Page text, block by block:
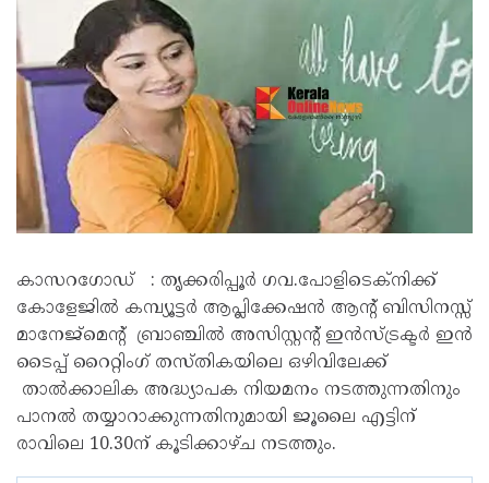
കാസറഗോഡ് : തൃക്കരിപ്പൂര്‍ ഗവ.പോളിടെക്നിക്ക്
കോളേജില്‍ കമ്പ്യൂട്ടര്‍ ആപ്ലിക്കേഷന്‍ ആന്റ് ബിസിനസ്സ്
മാനേജ്മെന്റ് ബ്രാഞ്ചില്‍ അസിസ്റ്റന്റ് ഇന്‍സ്ട്രക്ടര്‍ ഇന്‍
ടൈപ്പ് റൈറ്റിംഗ് തസ്തികയിലെ ഒഴിവിലേക്ക്
താല്‍ക്കാലിക അദ്ധ്യാപക നിയമനം നടത്തുന്നതിനും
പാനല്‍ തയ്യാറാക്കുന്നതിനുമായി ജൂലൈ എട്ടിന്
രാവിലെ 10.30ന് കൂടിക്കാഴ്ച നടത്തും.